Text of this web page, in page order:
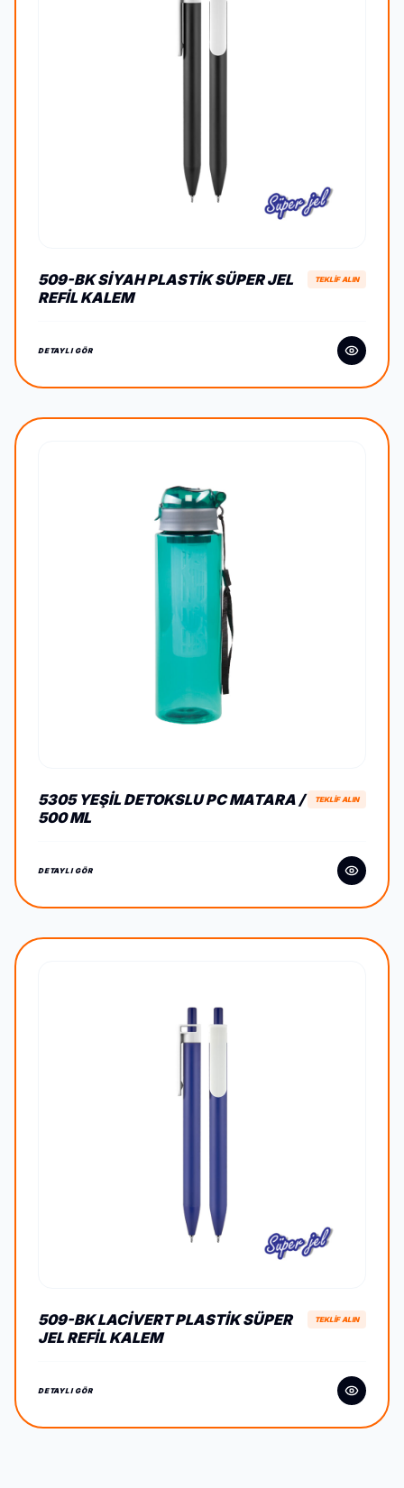
509-BK SIYAH PLASTIK SÜPER JEL
REFIL KALEM
TEKLİF ALIN
DETAYLI GÖR
5305 YEŞIL DETOKSLU PC MATARA /
500 ML
TEKLİF ALIN
DETAYLI GÖR
509-BK LACIVERT PLASTIK SÜPER
JEL REFIL KALEM
TEKLİF ALIN
DETAYLI GÖR